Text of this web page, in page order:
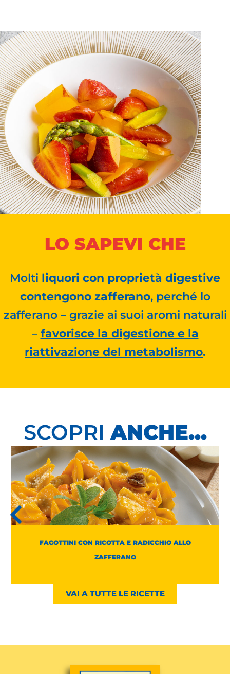
LO SAPEVI CHE
Molti liquori con proprietà digestive
contengono zafferano, perché lo
zafferano – grazie ai suoi aromi naturali
– favorisce la digestione e la
riattivazione del metabolismo.
SCOPRIANCHE...
FAGOTTINI CON RICOTTA E RADICCHIO ALLO
ZAFFERANO
VAI A TUTTE LE RICETTE